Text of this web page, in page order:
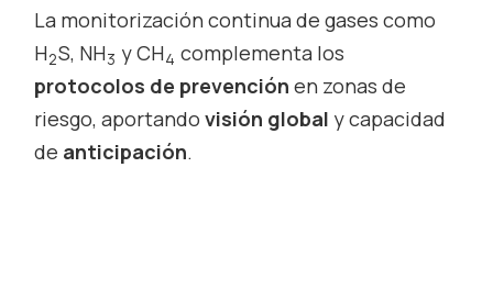
La monitorización continua de gases como
H2S, NH3 y CH4 complementa los
protocolos de prevención en zonas de
riesgo, aportandovisión global y capacidad
de anticipación.